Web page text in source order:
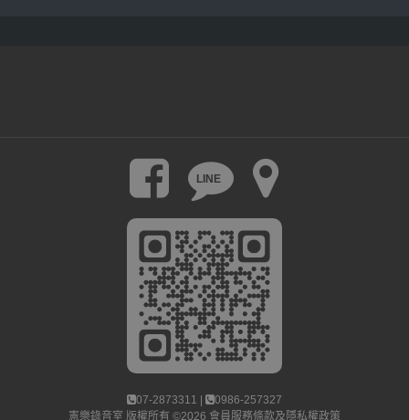
LINE
07-2873311 |
0986-257327
憲樂錄音室 版權所有 ©2026 會員服務條款及隱私權政策